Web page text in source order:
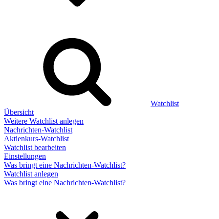
Watchlist
Übersicht
Weitere Watchlist anlegen
Nachrichten-Watchlist
Aktienkurs-Watchlist
Watchlist bearbeiten
Einstellungen
Was bringt eine Nachrichten-Watchlist?
Watchlist anlegen
Was bringt eine Nachrichten-Watchlist?